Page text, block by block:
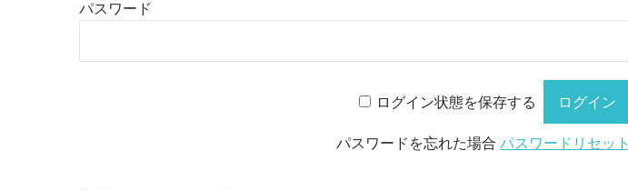
パスワード
ログイン状態を保存する
パスワードを忘れた場合パスワードリセット